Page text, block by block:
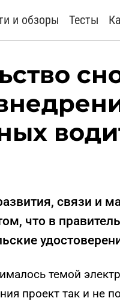
и обзоры Тесты
связи и
что в
темой
проект так и не